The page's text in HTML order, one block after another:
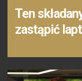
Ten
zastąpić